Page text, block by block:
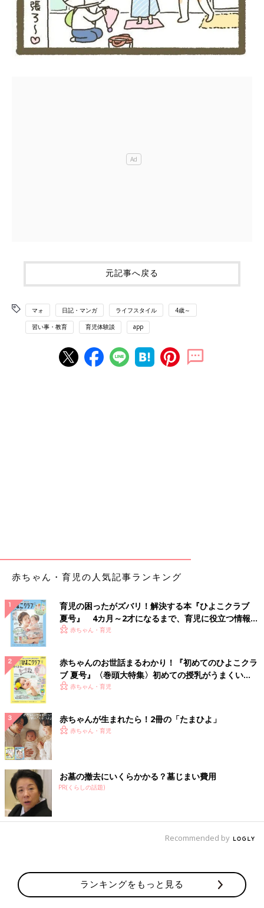
元記事へ戻る
マォ 日記・マンガ ライフスタイル 4歳～
習い事・教育 育児体験談 app
赤ちゃん・育児の人気記事ランキング
育児の困ったがズバリ！解決する本『ひよこクラブ
夏号』 4カ月～2才になるまで、育児に役立つ情報が
いっぱい！
赤ちゃん・育児
赤ちゃんのお世話まるわかり！『初めてのひよこクラ
ブ 夏号』〈巻頭大特集〉初めての授乳がうまくい
く！ おっぱい・ミルクの基本と夏のトラブル 解決テ
赤ちゃん・育児
赤ちゃんが生まれたら！2冊の「たまひよ」
赤ちゃん・育児
お墓の撤去にいくらかかる？墓じまい費用
PR(くらしの話題)
Recommended by
ランキングをもっと見る